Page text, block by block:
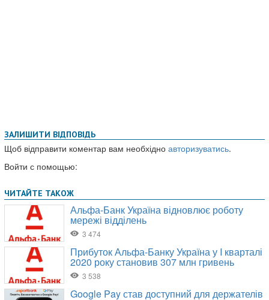
ЗАЛИШИТИ ВІДПОВІДЬ
Щоб відправити коментар вам необхідно авторизуватись.
Войти с помощью: